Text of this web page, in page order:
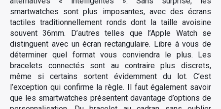
smartwatches sont plus imposantes, avec des écrans
tactiles traditionnellement ronds dont la taille avoisine
souvent 36mm. D’autres telles que l’Apple Watch se
distinguent avec un écran rectangulaire. Libre à vous de
déterminer quel format vous conviendra le plus. Les
bracelets connectés sont au contraire plus discrets,
même si certains sortent évidemment du lot. C’est
l’exception qui confirme la règle. Il faut également savoir
que les smartwatches présentent davantage d’options de